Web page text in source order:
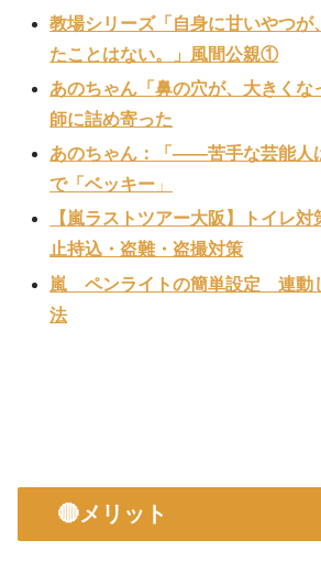
教場シリーズ「自身に甘いやつが
たことはない。」風間公親①
あのちゃん「鼻の穴が、大きくな
師に詰め寄った
あのちゃん：「——苦手な芸能人
で「ベッキー 」
【嵐ラストツアー大阪】トイレ
止持込・盗難・盗撮対策
嵐 ペンライトの簡単設定 連動
法
🔴メリット